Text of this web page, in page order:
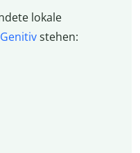
lokale
Genitivstehen: